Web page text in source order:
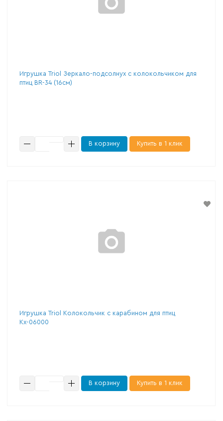
Игрушка Triol Зеркало-подсолнух с колокольчиком для
птиц BR-34 (16см)
В корзину Купить в 1 клик
Игрушка Triol Колокольчик с карабином для птиц
Кх-06000
В корзину Купить в 1 клик